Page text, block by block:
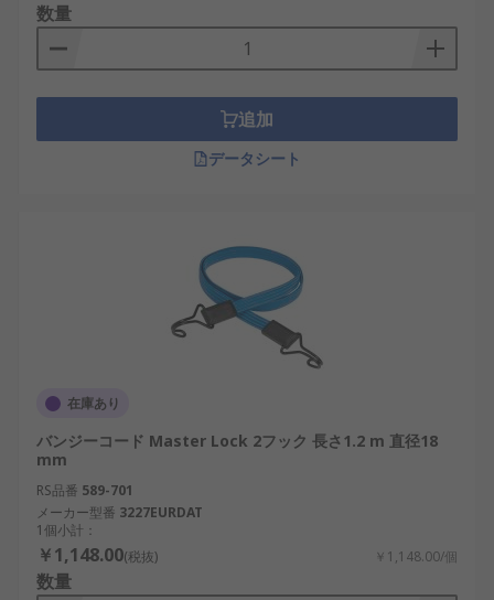
数量
追加
データシート
在庫あり
バンジーコード Master Lock 2フック 長さ1.2 m 直径18
mm
RS品番 589-701
メーカー型番 3227EURDAT
1個小計：
￥1,148.00(税抜) ￥1,148.00/個
数量